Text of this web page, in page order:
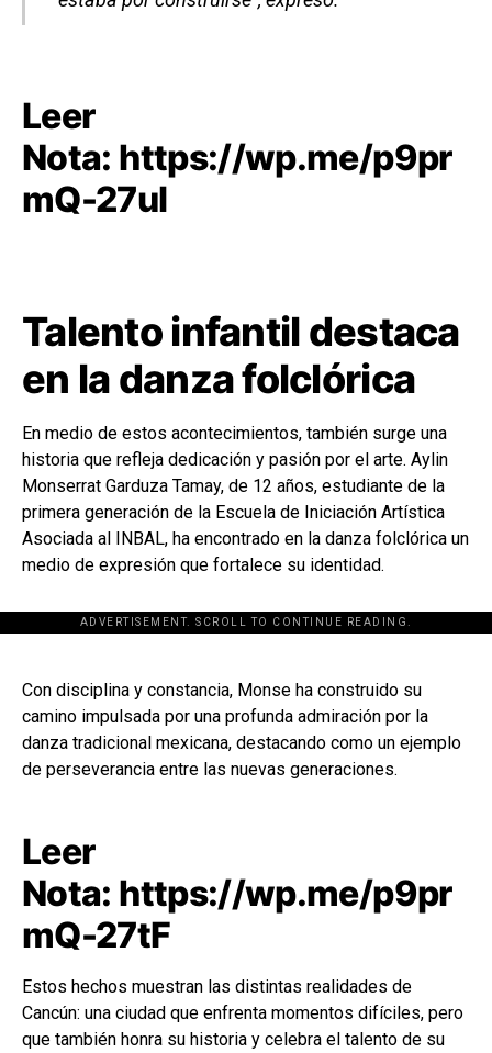
Leer
Nota: https://wp.me/p9pr
mQ-27ul
Talento infantil destaca
en la danza folclórica
En medio de estos acontecimientos, también surge una
historia que refleja dedicación y pasión por el arte. Aylin
Monserrat Garduza Tamay, de 12 años, estudiante de la
primera generación de la Escuela de Iniciación Artística
Asociada al INBAL, ha encontrado en la danza folclórica un
medio de expresión que fortalece su identidad.
ADVERTISEMENT. SCROLL TO CONTINUE READING.
[adsforwp id="243463"]
Con disciplina y constancia, Monse ha construido su
camino impulsada por una profunda admiración por la
danza tradicional mexicana, destacando como un ejemplo
de perseverancia entre las nuevas generaciones.
Leer
Nota: https://wp.me/p9pr
mQ-27tF
Estos hechos muestran las distintas realidades de
Cancún: una ciudad que enfrenta momentos difíciles, pero
que también honra su historia y celebra el talento de su